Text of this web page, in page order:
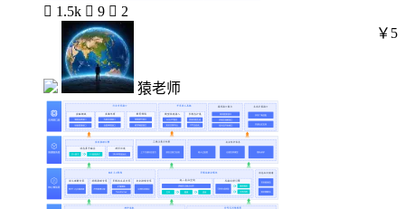
 1.5k  9  2
猿老师
￥5